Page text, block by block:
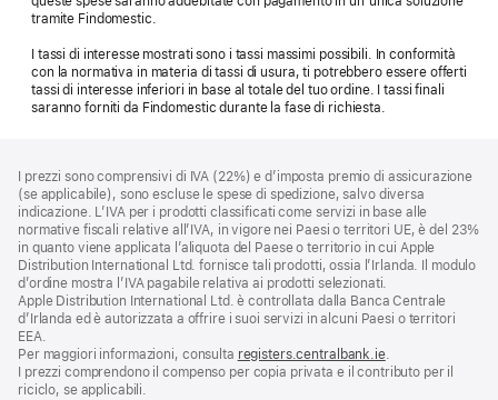
tramite Findomestic.
I tassi di interesse mostrati sono i tassi massimi possibili. In conformità
con la normativa in materia di tassi di usura, ti potrebbero essere offerti
tassi di interesse inferiori in base al totale del tuo ordine. I tassi finali
saranno forniti da Findomestic durante la fase di richiesta.
di
pagina
a
piè
di
pagina
I prezzi sono comprensivi di IVA (22%) e d’imposta premio di assicurazione
(se applicabile), sono escluse le spese di spedizione, salvo diversa
indicazione. L’IVA per i prodotti classificati come servizi in base alle
normative fiscali relative all’IVA, in vigore nei Paesi o territori UE, è del 23%
in quanto viene applicata l’aliquota del Paese o territorio in cui Apple
Distribution International Ltd. fornisce tali prodotti, ossia l’Irlanda. Il modulo
d’ordine mostra l’IVA pagabile relativa ai prodotti selezionati.
Apple Distribution International Ltd. è controllata dalla Banca Centrale
d’Irlanda ed è autorizzata a offrire i suoi servizi in alcuni Paesi o territori
EEA.
Per maggiori informazioni, consulta registers.centralbank.ie.
I prezzi comprendono il compenso per copia privata e il contributo per il
riciclo, se applicabili.